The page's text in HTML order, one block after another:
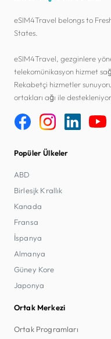
eSIM4Travel belongs to
States.
eSIM4Travel, gezginlere
telekomünikasyon hizmet
Rekabetçi hizmetler
ortakları ağı ile
Popüler Ülkeler
ABD
Birleşik Krallık
Kanada
Fransa
İspanya
Almanya
Güney Kore
Japonya
Ortak Merkezi
Ortak Programları